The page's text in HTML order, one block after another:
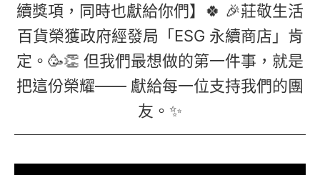
續獎項，同時也獻給你們】🍀 🎉莊敬生活
百貨榮獲政府經發局「ESG 永續商店」肯
定。🥳👏 但我們最想做的第一件事，就是
把這份榮耀—— 獻給每一位支持我們的團
友。✨